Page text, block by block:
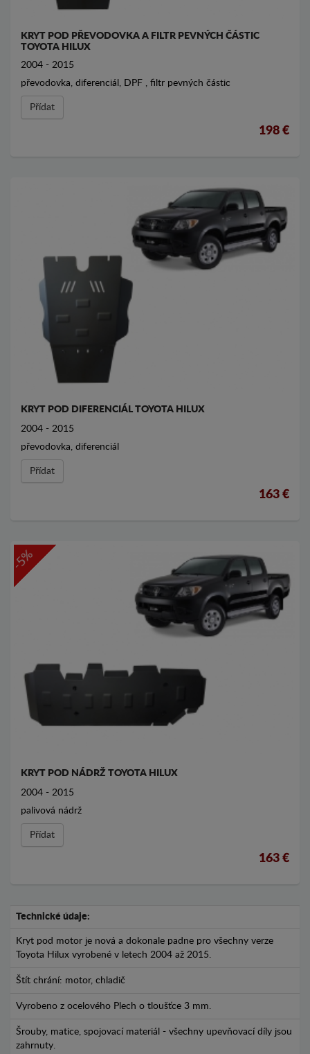
KRYT POD PŘEVODOVKA A FILTR PEVNÝCH ČÁSTIC
TOYOTA HILUX
2004 - 2015
převodovka, diferenciál, DPF , filtr pevných částic
Přídat
198 €
KRYT POD DIFERENCIÁL TOYOTA HILUX
2004 - 2015
převodovka, diferenciál
Přídat
163 €
-5%
KRYT POD NÁDRŽ TOYOTA HILUX
2004 - 2015
palivová nádrž
Přídat
163 €
Technické údaje:
Kryt pod motor je nová a dokonale padne pro všechny verze
Toyota Hilux vyrobené v letech 2004 až 2015.
Štít chrání: motor, chladič
Vyrobeno z ocelového Plech o tloušťce 3 mm.
Šrouby, matice, spojovací materiál - všechny upevňovací díly jsou
zahrnuty.